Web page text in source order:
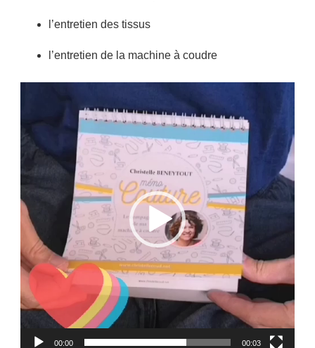
l’entretien des tissus
l’entretien de la machine à coudre
00:00 00:03